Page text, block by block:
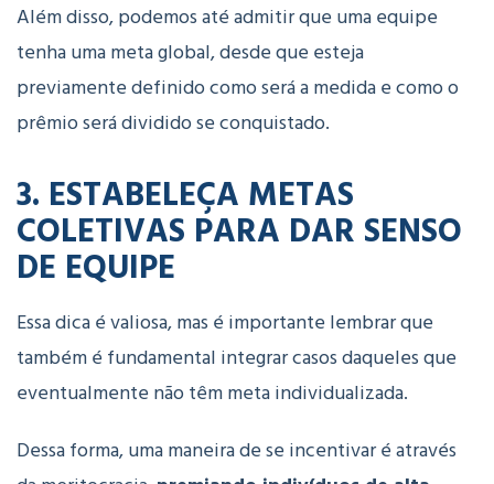
Além disso, podemos até admitir que uma equipe
tenha uma meta global, desde que esteja
previamente definido como será a medida e como o
prêmio será dividido se conquistado.
3. ESTABELEÇA METAS
COLETIVAS PARA DAR SENSO
DE EQUIPE
Essa dica é valiosa, mas é importante lembrar que
também é fundamental integrar casos daqueles que
eventualmente não têm meta individualizada.
Dessa forma, uma maneira de se incentivar é através